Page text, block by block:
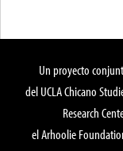
Un proyecto
del UCLA Chicano
Research
el Arhoolie